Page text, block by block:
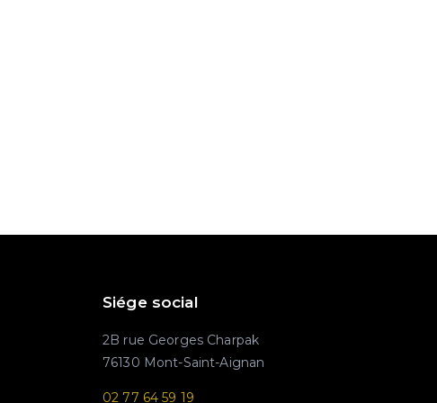
Siége social
2B rue Georges Charpak
76130 Mont-Saint-Aignan
02 77 64 59 19